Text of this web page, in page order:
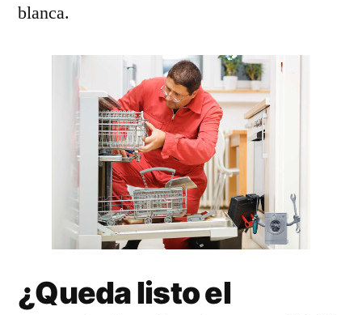
blanca.
¿Queda listo el